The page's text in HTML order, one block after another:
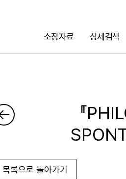
소장자료 상세검색
『
목록으로 돌아가기